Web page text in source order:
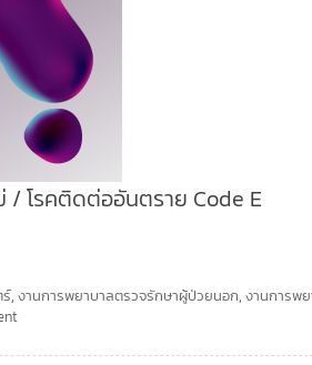
โรคติดต่ออันตราย Code E
ร์,งานการพยาบาลตรวจรักษาผู้ป่วยนอก,งานการพ